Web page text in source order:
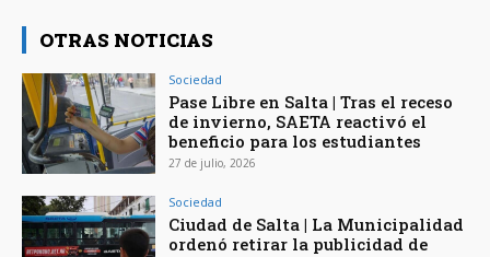
OTRAS NOTICIAS
Sociedad
Pase Libre en Salta | Tras el receso
de invierno, SAETA reactivó el
beneficio para los estudiantes
27 de julio, 2026
Sociedad
Ciudad de Salta | La Municipalidad
ordenó retirar la publicidad de